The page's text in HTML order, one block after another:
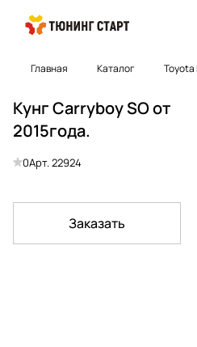
Главная Каталог Toyota
Кунг Carryboy SO от
2015года.
0Арт.22924
Заказать